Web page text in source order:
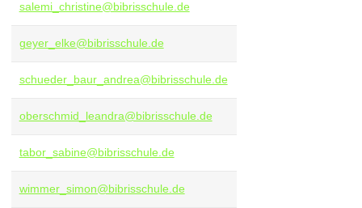
salemi_christine@bibrisschule.de
geyer_elke@bibrisschule.de
schueder_baur_andrea@bibrisschule.de
oberschmid_leandra@bibrisschule.de
tabor_sabine@bibrisschule.de
wimmer_simon@bibrisschule.de